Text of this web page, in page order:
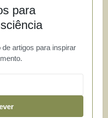
para
artigos para inspirar